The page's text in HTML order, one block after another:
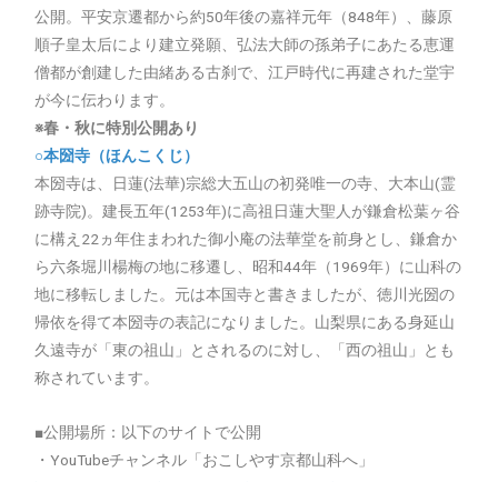
公開。平安京遷都から約50年後の嘉祥元年（848年）、藤原
順子皇太后により建立発願、弘法大師の孫弟子にあたる恵運
僧都が創建した由緒ある古刹で、江戸時代に再建された堂宇
が今に伝わります。
※春・秋に特別公開あり
○本圀寺（ほんこくじ）
本圀寺は、日蓮(法華)宗総大五山の初発唯一の寺、大本山(霊
跡寺院)。建長五年(1253年)に高祖日蓮大聖人が鎌倉松葉ヶ谷
に構え22ヵ年住まわれた御小庵の法華堂を前身とし、鎌倉か
ら六条堀川楊梅の地に移遷し、昭和44年（1969年）に山科の
地に移転しました。元は本国寺と書きましたが、徳川光圀の
帰依を得て本圀寺の表記になりました。山梨県にある身延山
久遠寺が「東の祖山」とされるのに対し、「西の祖山」とも
称されています。
■公開場所：以下のサイトで公開
・YouTubeチャンネル「おこしやす京都山科へ」